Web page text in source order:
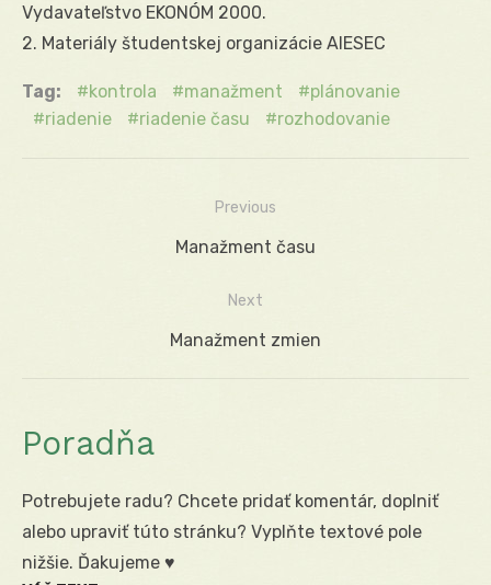
Vydavateľstvo EKONÓM 2000.
2. Materiály študentskej organizácie AIESEC
Tag: kontrola manažment
plánovanie
riadenie
riadenie času rozhodovanie
Previous
Previous
Manažment času
Next
Next
Manažment zmien
Poradňa
Potrebujete radu? Chcete pridať komentár, doplniť
alebo upraviť túto stránku? Vyplňte textové pole
nižšie. Ďakujeme ♥